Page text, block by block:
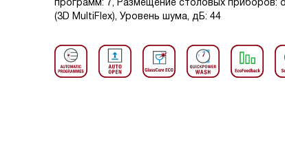
(3D MultiFlex), Уровень шума, дБ: 44